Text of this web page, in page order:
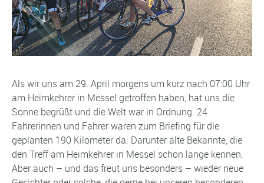
Als wir uns am 29. April morgens um kurz nach 07:00 Uhr
am Heimkehrer in Messel getroffen haben, hat uns die
Sonne begrüßt und die Welt war in Ordnung. 24
Fahrerinnen und Fahrer waren zum Briefing für die
geplanten 190 Kilometer da. Darunter alte Bekannte, die
den Treff am Heimkehrer in Messel schon lange kennen.
Aber auch – und das freut uns besonders – wieder neue